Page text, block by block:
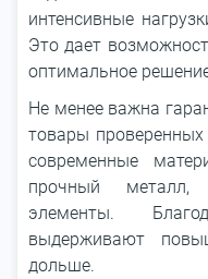
интенсивные
Это дает
оптимальное
Не менее важна
товары
современные
прочный металл,
элементы.
выдерживают
дольше.